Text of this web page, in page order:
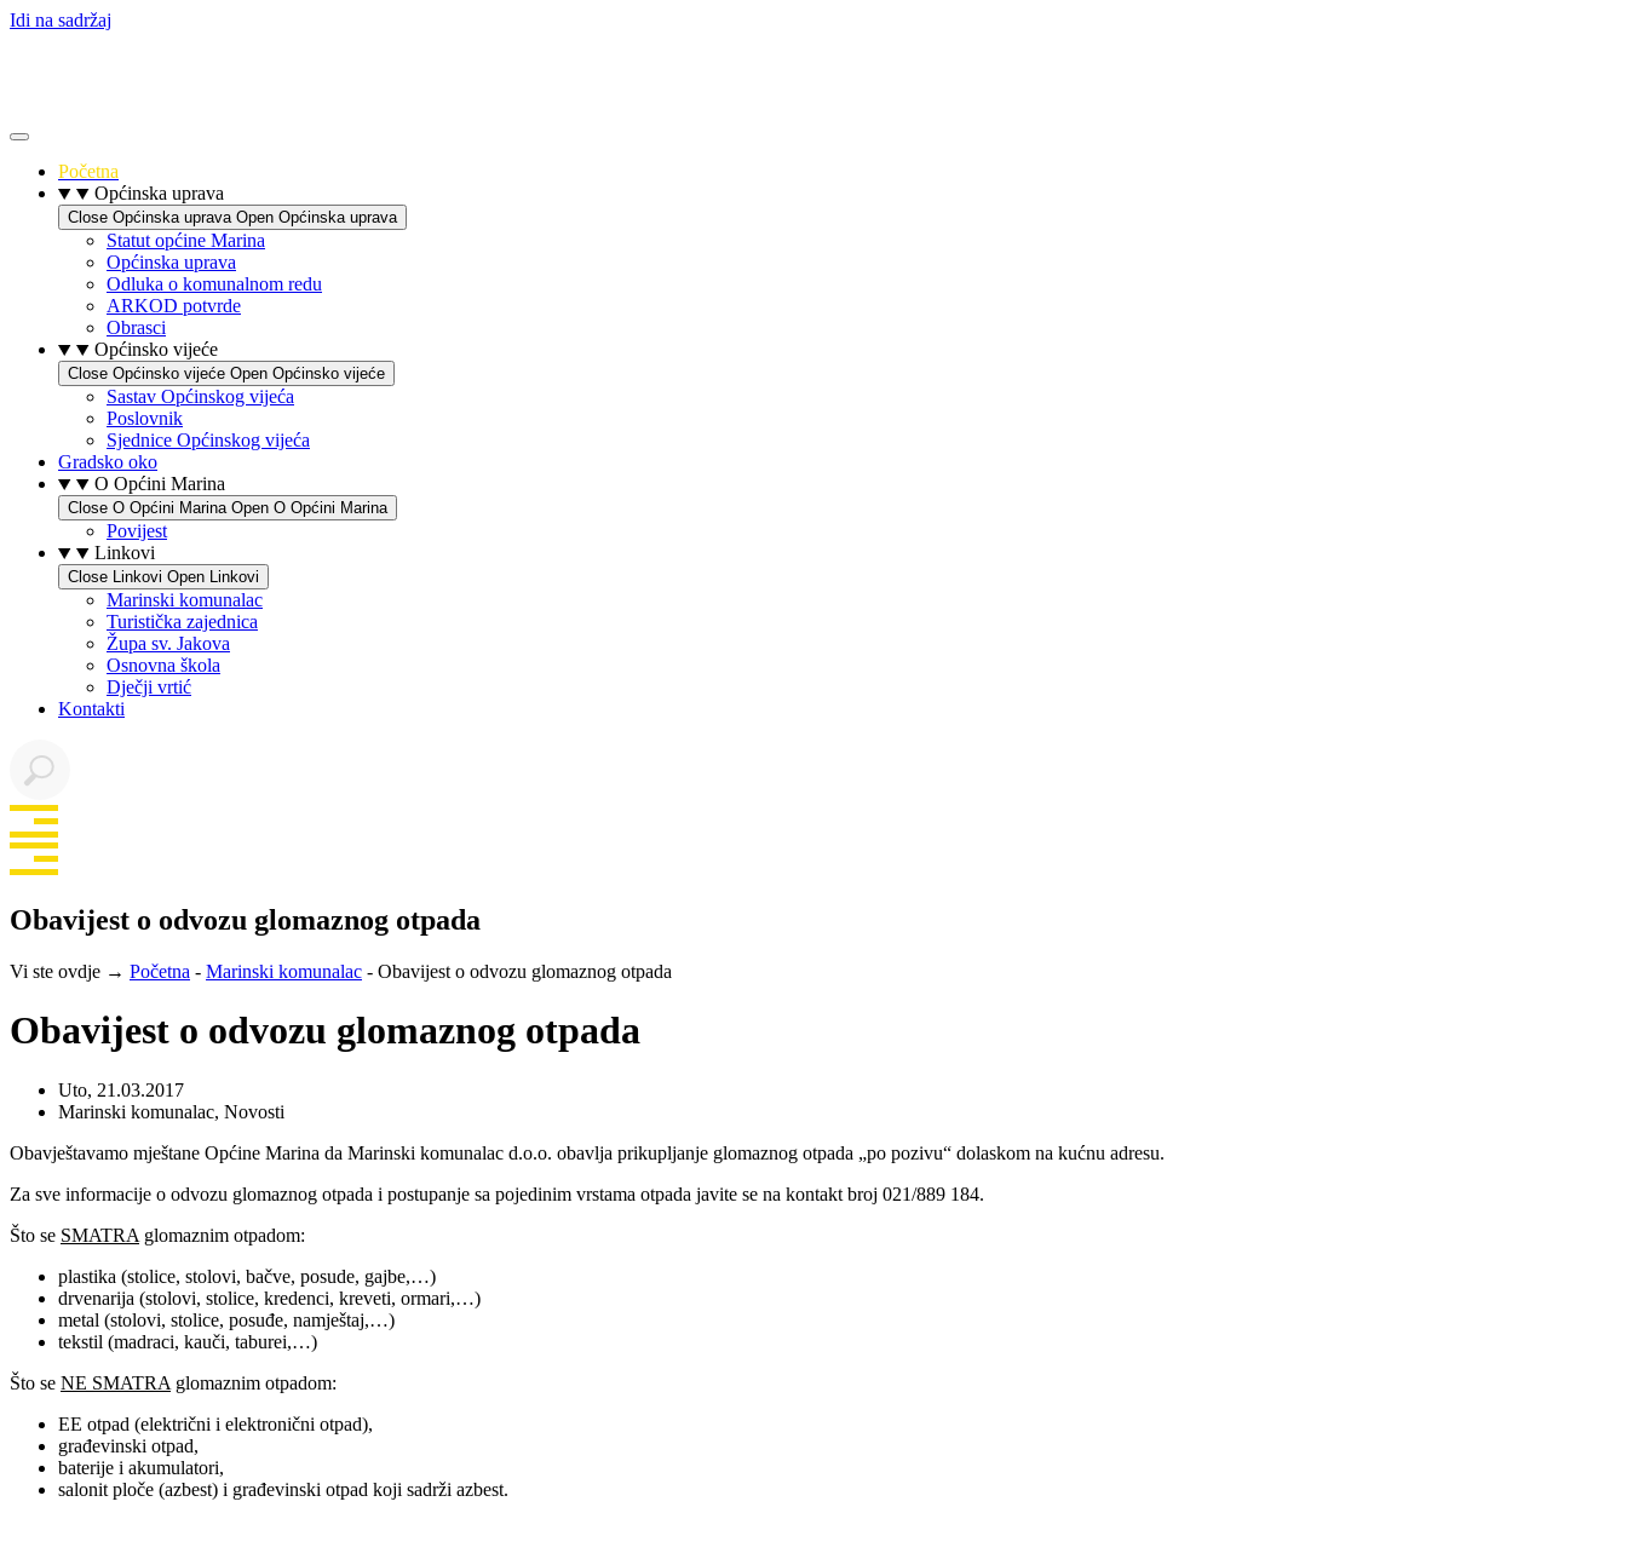
Idi na sadržaj
Početna
Općinska uprava
Close Općinska uprava Open Općinska uprava
Statut općine Marina
Općinska uprava
Odluka o komunalnom redu
ARKOD potvrde
Obrasci
Općinsko vijeće
Close Općinsko vijeće Open Općinsko vijeće
Sastav Općinskog vijeća
Poslovnik
Sjednice Općinskog vijeća
Gradsko oko
O Općini Marina
Close O Općini Marina Open O Općini Marina
Povijest
Linkovi
Close Linkovi Open Linkovi
Marinski komunalac
Turistička zajednica
Župa sv. Jakova
Osnovna škola
Dječji vrtić
Kontakti
Obavijest o odvozu glomaznog otpada
Vi ste ovdje → Početna - Marinski komunalac - Obavijest o odvozu glomaznog otpada
Obavijest o odvozu glomaznog otpada
Uto, 21.03.2017
Marinski komunalac, Novosti
Obavještavamo mještane Općine Marina da Marinski komunalac d.o.o. obavlja prikupljanje glomaznog otpada „po pozivu“ dolaskom na kućnu adresu.
Za sve informacije o odvozu glomaznog otpada i postupanje sa pojedinim vrstama otpada javite se na kontakt broj 021/889 184.
Što se SMATRA glomaznim otpadom:
plastika (stolice, stolovi, bačve, posude, gajbe,…)
drvenarija (stolovi, stolice, kredenci, kreveti, ormari,…)
metal (stolovi, stolice, posuđe, namještaj,…)
tekstil (madraci, kauči, taburei,…)
Što se NE SMATRA glomaznim otpadom:
EE otpad (električni i elektronični otpad),
građevinski otpad,
baterije i akumulatori,
salonit ploče (azbest) i građevinski otpad koji sadrži azbest.